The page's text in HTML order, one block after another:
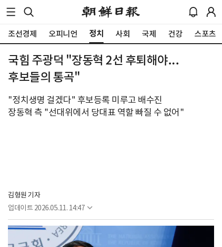
조선경제 오피니언 정치 사회 국제 건강 스포츠
국힘 주광덕 "장동혁 2선 후퇴해야...
후보들의 통곡"
"정치생명 걸겠다" 후보등록 미루고 배수진
장동혁 측 "선대위에서 당대표 역할 빠질 수 없어"
김형원 기자
업데이트 2026.05.11. 14:47